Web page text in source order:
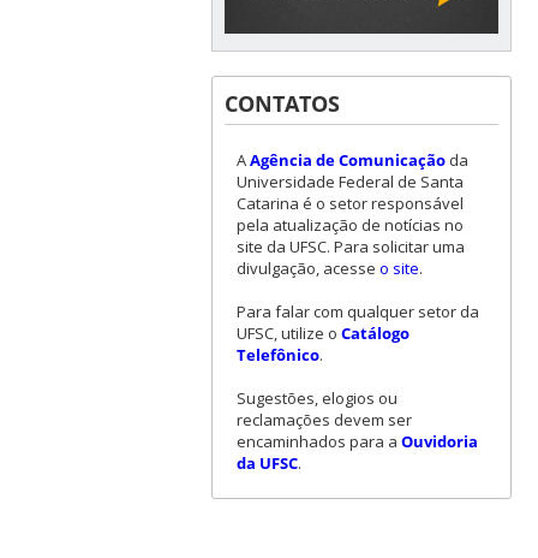
CONTATOS
AAgência de Comunicaçãoda
Universidade Federal de Santa
Catarina é o setor responsável
pela atualização de notícias no
site da UFSC. Para solicitar uma
divulgação, acesse o site.
Para falar com qualquer setor da
UFSC, utilize o Catálogo
Telefônico.
Sugestões, elogios ou
reclamações devem ser
encaminhados para a Ouvidoria
da UFSC.